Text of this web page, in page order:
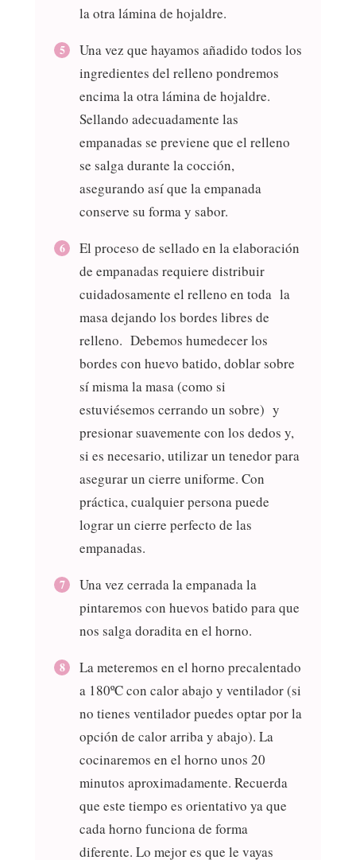
la otra lámina de hojaldre.
Una vez que hayamos añadido todos los
ingredientes del relleno pondremos
encima la otra lámina de hojaldre.
Sellando adecuadamente las
empanadas se previene que el relleno
se salga durante la cocción,
asegurando así que la empanada
conserve su forma y sabor.
El proceso de sellado en la elaboración
de empanadas requiere distribuir
cuidadosamente el relleno en toda la
masa dejando los bordes libres de
relleno. Debemos humedecer los
bordes con huevo batido, doblar sobre
sí misma la masa (como si
estuviésemos cerrando un sobre) y
presionar suavemente con los dedos y,
si es necesario, utilizar un tenedor para
asegurar un cierre uniforme. Con
práctica, cualquier persona puede
lograr un cierre perfecto de las
empanadas.
Una vez cerrada la empanada la
pintaremos con huevos batido para que
nos salga doradita en el horno.
La meteremos en el horno precalentado
a 180ºC con calor abajo y ventilador (si
no tienes ventilador puedes optar por la
opción de calor arriba y abajo). La
cocinaremos en el horno unos 20
minutos aproximadamente. Recuerda
que este tiempo es orientativo ya que
cada horno funciona de forma
diferente. Lo mejor es que le vayas